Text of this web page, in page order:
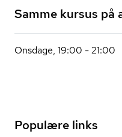
Samme kursus
Onsdage, 19:00 - 21:00
Populære links